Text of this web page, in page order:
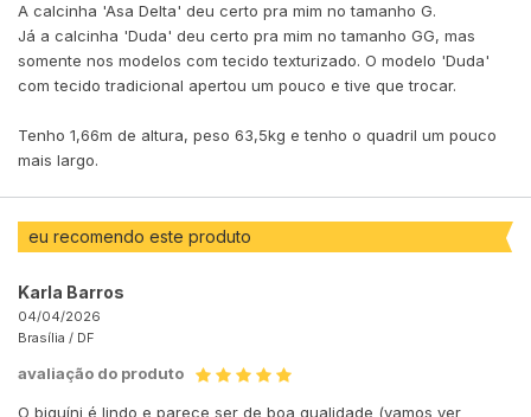
A calcinha 'Asa Delta' deu certo pra mim no tamanho G.
Já a calcinha 'Duda' deu certo pra mim no tamanho GG, mas
somente nos modelos com tecido texturizado. O modelo 'Duda'
com tecido tradicional apertou um pouco e tive que trocar.
Tenho 1,66m de altura, peso 63,5kg e tenho o quadril um pouco
mais largo.
eu recomendo este produto
Karla Barros
04/04/2026
Brasília / DF
avaliação do produto
O biquíni é lindo e parece ser de boa qualidade (vamos ver